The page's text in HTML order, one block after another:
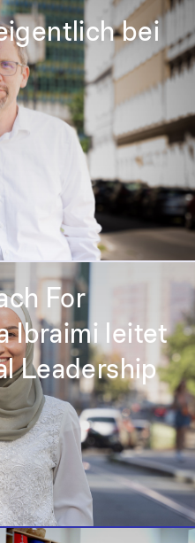
bei
For
Ibraimi leitet
Leadership